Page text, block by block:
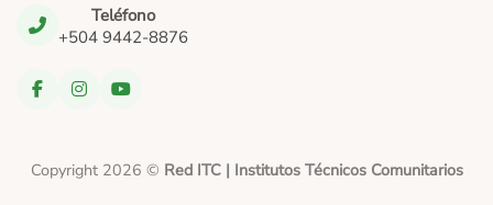
Teléfono
+504 9442-8876
Copyright 2026 © Red ITC | Institutos Técnicos Comunitarios